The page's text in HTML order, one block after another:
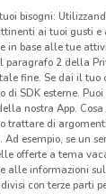
bisogni:
ai tuoi gusti e
in base alle tue
2 della
fine. Se dai il tuo
di SDK esterne.
nostra App.
trattare di
esempio, se un
offerte a tema
alle informazioni
con terze